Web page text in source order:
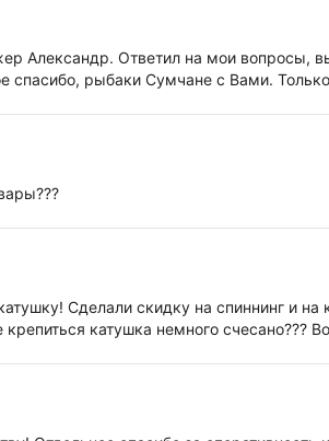
Александр. Ответил на мои вопросы,
спасибо, рыбаки Сумчане с Вами.
Сделали скидку на спиннинг и
катушка немного счесано???